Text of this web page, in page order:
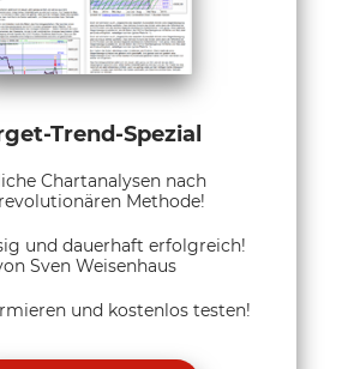
Trend-Spezial
Chartanalysen nach
Methode!
und dauerhaft erfolgreich!
Sven Weisenhaus
und kostenlos testen!